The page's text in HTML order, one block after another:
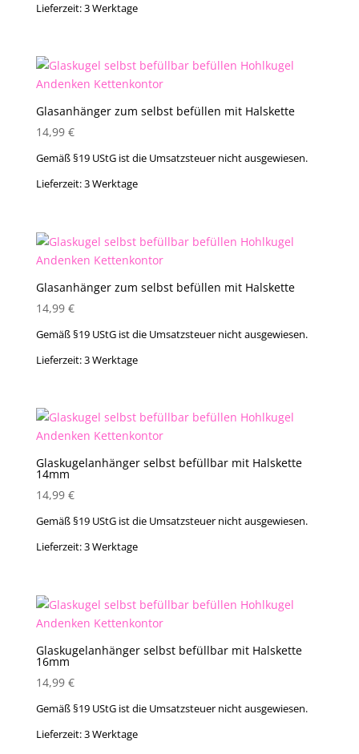
Lieferzeit:3 Werktage
Glasanhänger zum selbst befüllen mit Halskette
14,99 €
Gemäß §19 UStG ist die Umsatzsteuer nicht ausgewiesen.
Lieferzeit:3 Werktage
Glasanhänger zum selbst befüllen mit Halskette
14,99 €
Gemäß §19 UStG ist die Umsatzsteuer nicht ausgewiesen.
Lieferzeit:3 Werktage
Glaskugelanhänger selbst befüllbar mit Halskette
14mm
14,99 €
Gemäß §19 UStG ist die Umsatzsteuer nicht ausgewiesen.
Lieferzeit:3 Werktage
Glaskugelanhänger selbst befüllbar mit Halskette
16mm
14,99 €
Gemäß §19 UStG ist die Umsatzsteuer nicht ausgewiesen.
Lieferzeit:3 Werktage